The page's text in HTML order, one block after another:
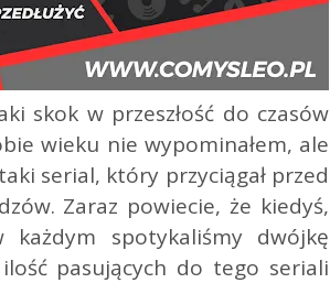
skok w przeszłość do czasów
wieku nie wypominałem, ale
serial, który przyciągał przed
Zaraz powiecie, że kiedyś,
spotykaliśmy dwójkę
pasujących do tego seriali